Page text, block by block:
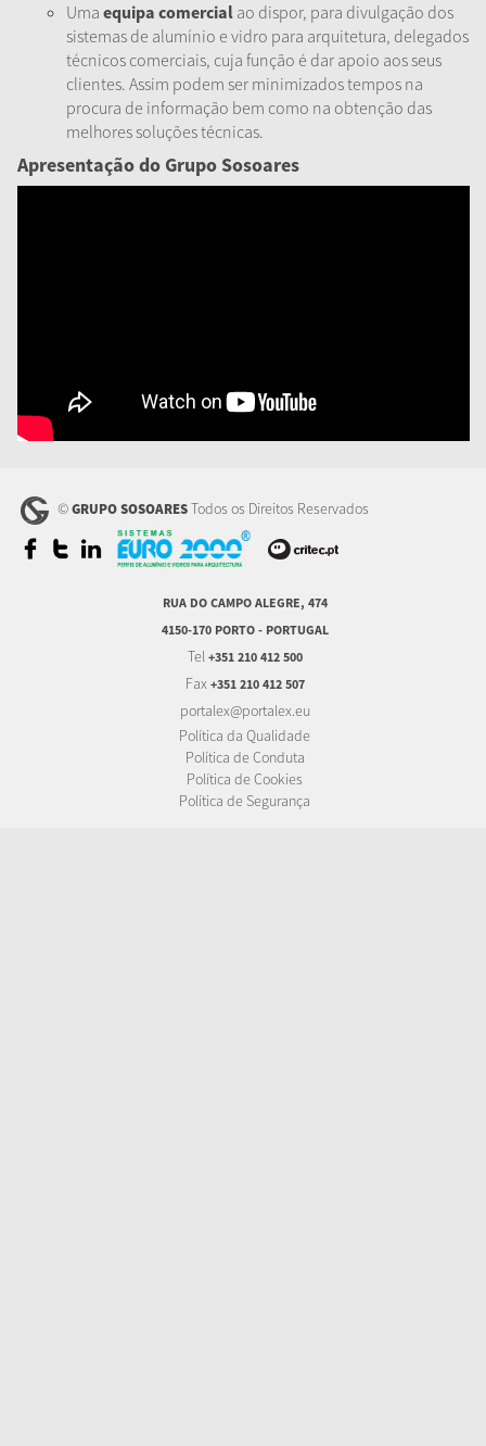
Uma equipa comercial ao dispor, para divulgação dos
sistemas de alumínio e vidro para arquitetura, delegados
técnicos comerciais, cuja função é dar apoio aos seus
clientes. Assim podem ser minimizados tempos na
procura de informação bem como na obtenção das
melhores soluções técnicas.
Apresentação do Grupo Sosoares
©GRUPO SOSOARESTodos os Direitos Reservados
RUA DO CAMPO ALEGRE, 474
4150-170 PORTO - PORTUGAL
Tel +351 210 412 500
Fax +351 210 412 507
portalex@portalex.eu
Política da Qualidade
Política de Conduta
Política de Cookies
Política de Segurança